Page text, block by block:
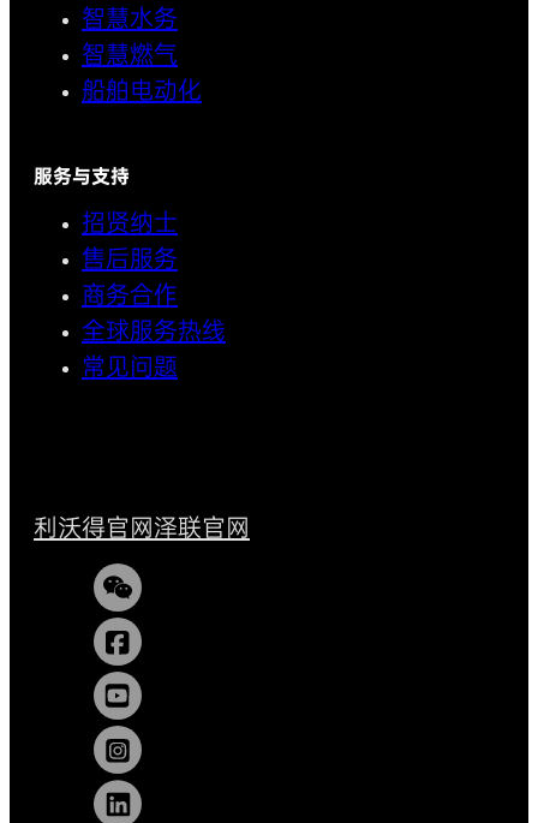
智慧水务
智慧燃气
船舶电动化
服务与支持
招贤纳士
售后服务
商务合作
全球服务热线
常见问题
利沃得官网泽联官网